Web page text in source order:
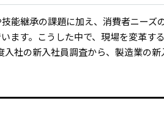
能継承の課題に加え、消費者ニー
ます。こうした中で、現場を変革
入社の新入社員調査から、製造業の